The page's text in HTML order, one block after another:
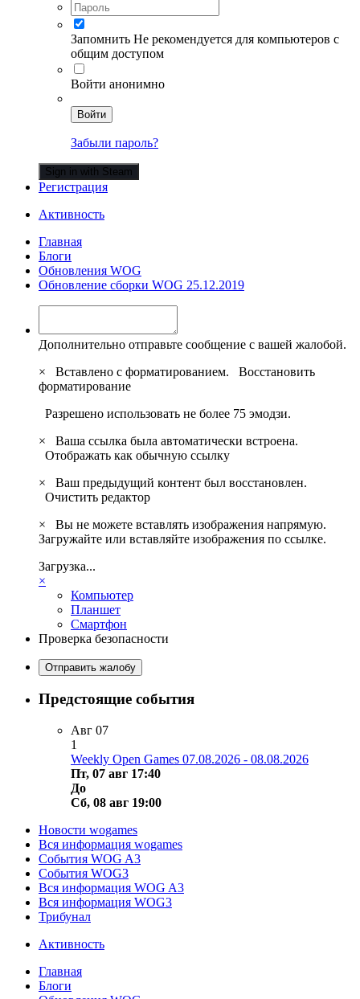
Запомнить Не рекомендуется для компьютеров с
общим доступом
Войти анонимно
Войти
Забыли пароль?
Sign in with Steam
Регистрация
Активность
Главная
Блоги
Обновления WOG
Обновление сборки WOG 25.12.2019
Дополнительно отправьте сообщение с вашей жалобой.
×
Вставлено с форматированием. Восстановить
форматирование
Разрешено использовать не более 75 эмодзи.
×
Ваша ссылка была автоматически встроена.
Отображать как обычную ссылку
×
Ваш предыдущий контент был восстановлен.
Очистить редактор
×
Вы не можете вставлять изображения напрямую.
Загружайте или вставляйте изображения по ссылке.
Загрузка...
×
Компьютер
Планшет
Смартфон
Проверка безопасности
Отправить жалобу
Предстоящие события
Авг 07
1
Weekly Open Games 07.08.2026 - 08.08.2026
Пт, 07 авг 17:40
До
Сб, 08 авг 19:00
Новости wogames
Вся информация wogames
События WOG A3
События WOG3
Вся информация WOG A3
Вся информация WOG3
Трибунал
Активность
Главная
Блоги